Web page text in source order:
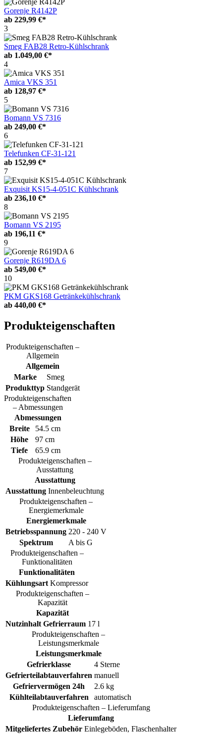
Gorenje R4142P
ab 229,99 €*
3
Smeg FAB28 Retro-Kühlschrank
ab 1.049,00 €*
4
Amica VKS 351
ab 128,97 €*
5
Bomann VS 7316
ab 249,00 €*
6
Telefunken CF-31-121
ab 152,99 €*
7
Exquisit KS15-4-051C Kühlschrank
ab 236,10 €*
8
Bomann VS 2195
ab 196,11 €*
9
Gorenje R619DA 6
ab 549,00 €*
10
PKM GKS168 Getränkekühlschrank
ab 440,00 €*
Produkteigenschaften
Produkteigenschaften –
Allgemein
Allgemein
Marke
Smeg
Produkttyp Standgerät
Produkteigenschaften
– Abmessungen
Abmessungen
Breite
54.5 cm
Höhe
97 cm
Tiefe
65.9 cm
Produkteigenschaften –
Ausstattung
Ausstattung
Ausstattung Innenbeleuchtung
Produkteigenschaften –
Energiemerkmale
Energiemerkmale
Betriebsspannung 220 - 240 V
Spektrum
A bis G
Produkteigenschaften –
Funktionalitäten
Funktionalitäten
Kühlungsart Kompressor
Produkteigenschaften –
Kapazität
Kapazität
Nutzinhalt Gefrierraum 17 l
Produkteigenschaften –
Leistungsmerkmale
Leistungsmerkmale
Gefrierklasse
4 Sterne
Gefrierteilabtauverfahren manuell
Gefriervermögen 24h
2.6 kg
Kühlteilabtauverfahren
automatisch
Produkteigenschaften – Lieferumfang
Lieferumfang
Mitgeliefertes Zubehör Einlegeböden, Flaschenhalter